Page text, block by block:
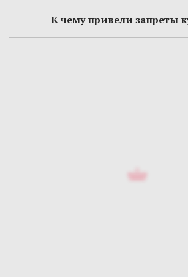
К чему привели запреты